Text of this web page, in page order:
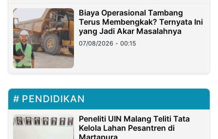
Biaya Operasional Tambang
Terus Membengkak? Ternyata Ini
yang Jadi Akar Masalahnya
07/08/2026 - 00:15
PENDIDIKAN
Peneliti UIN Malang Teliti Tata
Kelola Lahan Pesantren di